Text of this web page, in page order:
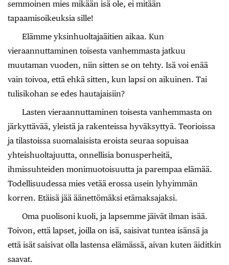
semmoinen mies mikään isä ole, ei mitään
tapaamisoikeuksia sille!
Elämme yksinhuoltajaäitien aikaa. Kun
vieraannuttaminen toisesta vanhemmasta jatkuu
muutaman vuoden, niin sitten se on tehty. Isä voi enää
vain toivoa, että ehkä sitten, kun lapsi on aikuinen. Tai
tulisikohan se edes hautajaisiin?
Lasten vieraannuttaminen toisesta vanhemmasta on
järkyttävää, yleistä ja rakenteissa hyväksyttyä. Teorioissa
ja tilastoissa suomalaisista eroista seuraa sopuisaa
yhteishuoltajuutta, onnellisia bonusperheitä,
ihmissuhteiden monimuotoisuutta ja parempaa elämää.
Todellisuudessa mies vetää erossa usein lyhyimmän
korren. Etäisä jää äänettömäksi etämaksajaksi.
Oma puolisoni kuoli, ja lapsemme jäivät ilman isää.
Toivon, että lapset, joilla on isä, saisivat tuntea isänsä ja
että isät saisivat olla lastensa elämässä, aivan kuten ­äiditkin
saavat.